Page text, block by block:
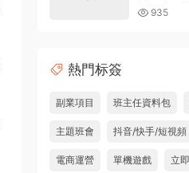
絲質量超
935
熱門标簽
副業項目 班主任資料包
主題班會 抖音/快手/短視頻
電商運營 單機遊戲 立